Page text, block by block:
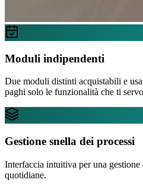
Moduli indipendenti
Due moduli distinti acquistabili e
paghi solo le funzionalità che ti
Gestione snella dei processi
Interfaccia intuitiva per una
quotidiane.